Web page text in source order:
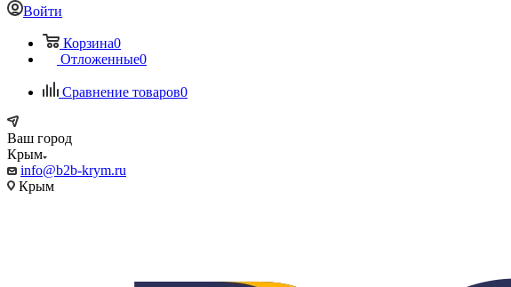
Войти
Корзина0
Отложенные0
Сравнение товаров0
Ваш город
Крым
info@b2b-krym.ru
Крым